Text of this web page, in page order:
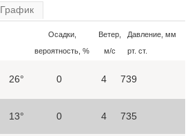
График
Осадки,
вероятность, %
Ветер,
м/с
Давление, мм
рт. ст.
26° 0 4 739
13° 0 4 735